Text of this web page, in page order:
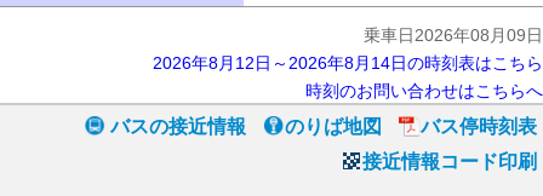
乗車日2026年08月09日
2026年8月12日～2026年8月14日の時刻表はこちら
時刻のお問い合わせはこちらへ
バスの接近情報 のりば地図
バス停時刻表
接近情報コード印刷